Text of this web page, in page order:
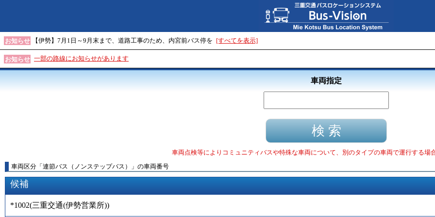
お知らせ 【伊勢】7月1日～9月末まで、道路工事のため、内宮前バス停を [すべてを表示]
お知らせ 一部の路線にお知らせがあります
車両指定
車両点検等によりコミュニティバスや特殊な車両について、別のタイプの車両で運行する場
車両区分 「 連節バス（ノンステップバス） 」 の車両番号
候補
*1002(三重交通(伊勢営業所))